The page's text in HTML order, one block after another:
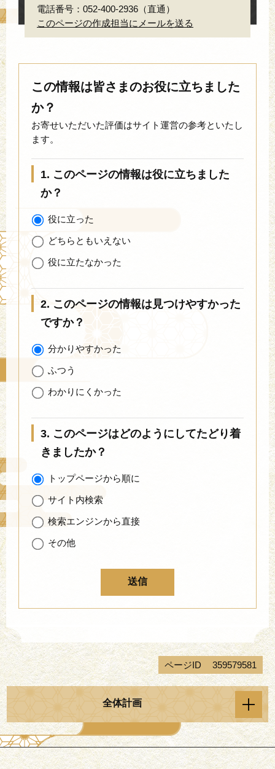
電話番号：052-400-2936（直通）
このページの作成担当にメールを送る
この情報は皆さまのお役に立ちました
か？
お寄せいただいた評価はサイト運営の参考といたし
ます。
1. このページの情報は役に立ちました
か？
役に立った
どちらともいえない
役に立たなかった
2. このページの情報は見つけやすかった
ですか？
分かりやすかった
ふつう
わかりにくかった
3. このページはどのようにしてたどり着
きましたか？
トップページから順に
サイト内検索
検索エンジンから直接
その他
ページID 359579581
全体計画